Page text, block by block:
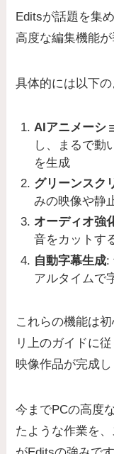
Editsが話題を集
高度な編集機能が
具体的には以下の
AIアニメーシ
し、まるで動
を生成
グリーンスク
みの映像や静
オーディオ強
音をカットす
自動字幕生成:
アルタイムで
これらの機能は
リ上のガイドに
映像作品が完成し
今までPCの高度
たような作業を